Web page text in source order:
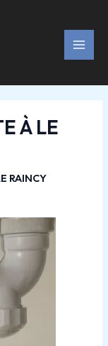
À LE
RAINCY